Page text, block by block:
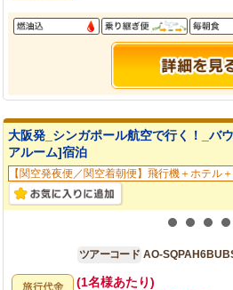
大阪発_シンガポール航空で行く！_バ
アルーム]宿泊
【関空発夜便／関空着朝便】飛行機＋ホテル
ツアーコード AO-
(1名様あたり)